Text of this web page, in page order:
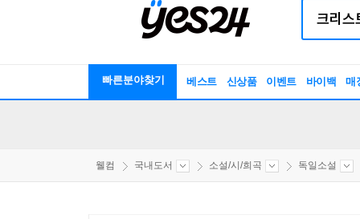
빠른분야찾기 베스트 신상품 이벤트 바이백 매
웰컴 국내도서 소설/시/희곡 독일소설